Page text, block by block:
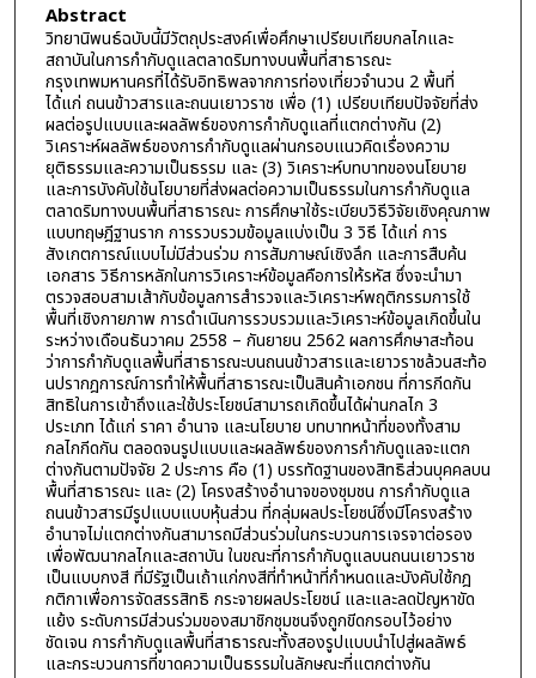
Abstract
วิทยานิพนธ์ฉบับนี้มีวัตถุประสงค์เพื่อศึกษาเปรียบเทียบกลไกและ
สถาบันในการกำกับดูแลตลาดริมทางบนพื้นที่สาธารณะ
กรุงเทพมหานครที่ได้รับอิทธิพลจากการท่องเที่ยวจำนวน 2 พื้นที่
ได้แก่ ถนนข้าวสารและถนนเยาวราช เพื่อ (1) เปรียบเทียบปัจจัยที่ส่ง
ผลต่อรูปแบบและผลลัพธ์ของการกำกับดูแลที่แตกต่างกัน (2)
วิเคราะห์ผลลัพธ์ของการกำกับดูแลผ่านกรอบแนวคิดเรื่องความ
ยุติธรรมและความเป็นธรรม และ (3) วิเคราะห์บทบาทของนโยบาย
และการบังคับใช้นโยบายที่ส่งผลต่อความเป็นธรรมในการกำกับดูแล
ตลาดริมทางบนพื้นที่สาธารณะ การศึกษาใช้ระเบียบวิธีวิจัยเชิงคุณภาพ
แบบทฤษฎีฐานราก การรวบรวมข้อมูลแบ่งเป็น 3 วิธี ได้แก่ การ
สังเกตการณ์แบบไม่มีส่วนร่วม การสัมภาษณ์เชิงลึก และการสืบค้น
เอกสาร วิธีการหลักในการวิเคราะห์ข้อมูลคือการให้รหัส ซึ่งจะนำมา
ตรวจสอบสามเส้ากับข้อมูลการสำรวจและวิเคราะห์พฤติกรรมการใช้
พื้นที่เชิงกายภาพ การดำเนินการรวบรวมและวิเคราะห์ข้อมูลเกิดขึ้นใน
ระหว่างเดือนธันวาคม 2558 – กันยายน 2562 ผลการศึกษาสะท้อน
ว่าการกำกับดูแลพื้นที่สาธารณะบนถนนข้าวสารและเยาวราชล้วนสะท้อ
นปรากฎการณ์การทำให้พื้นที่สาธารณะเป็นสินค้าเอกชน ที่การกีดกัน
สิทธิในการเข้าถึงและใช้ประโยชน์สามารถเกิดขึ้นได้ผ่านกลไก 3
ประเภท ได้แก่ ราคา อำนาจ และนโยบาย บทบาทหน้าที่ของทั้งสาม
กลไกกีดกัน ตลอดจนรูปแบบและผลลัพธ์ของการกำกับดูแลจะแตก
ต่างกันตามปัจจัย 2 ประการ คือ (1) บรรทัดฐานของสิทธิส่วนบุคคลบน
พื้นที่สาธารณะ และ (2) โครงสร้างอำนาจของชุมชน การกำกับดูแล
ถนนข้าวสารมีรูปแบบแบบหุ้นส่วน ที่กลุ่มผลประโยชน์ซึ่งมีโครงสร้าง
อำนาจไม่แตกต่างกันสามารถมีส่วนร่วมในกระบวนการเจรจาต่อรอง
เพื่อพัฒนากลไกและสถาบัน ในขณะที่การกำกับดูแลบนถนนเยาวราช
เป็นแบบกงสี ที่มีรัฐเป็นเถ้าแก่กงสีที่ทำหน้าที่กำหนดและบังคับใช้กฎ
กติกาเพื่อการจัดสรรสิทธิ กระจายผลประโยชน์ และและลดปัญหาขัด
แย้ง ระดับการมีส่วนร่วมของสมาชิกชุมชนจึงถูกขีดกรอบไว้อย่าง
ชัดเจน การกำกับดูแลพื้นที่สาธารณะทั้งสองรูปแบบนำไปสู่ผลลัพธ์
และกระบวนการที่ขาดความเป็นธรรมในลักษณะที่แตกต่างกัน